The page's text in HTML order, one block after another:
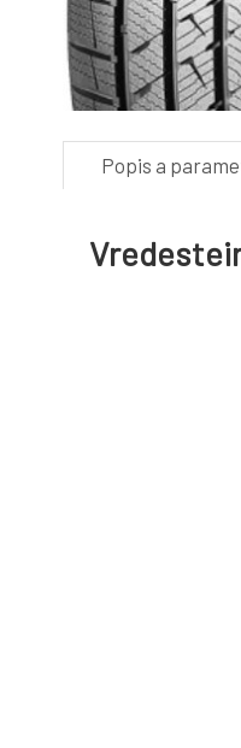
Popis a